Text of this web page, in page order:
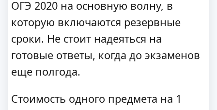
ОГЭ 2020 на основную волну, в
которую включаются резервные
сроки. Не стоит надеяться на
готовые ответы, когда до экзаменов
еще полгода.
Стоимость одного предмета на 1